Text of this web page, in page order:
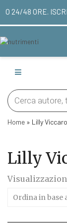
Products
search
Home » Lilly
Lilly
Ordina in base